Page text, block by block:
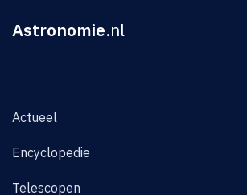
Astronomie.nl
Actueel
Encyclopedie
Telescopen